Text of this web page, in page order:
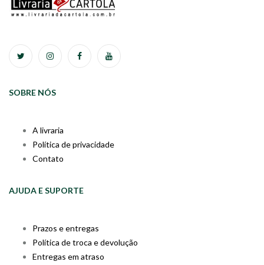
SOBRE NÓS
A livraria
Política de privacidade
Contato
AJUDA E SUPORTE
Prazos e entregas
Política de troca e devolução
Entregas em atraso